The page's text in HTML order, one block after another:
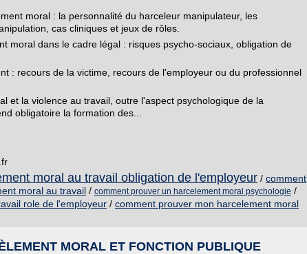
moral : la personnalité du harceleur manipulateur, les
cas cliniques et jeux de rôles.
moral dans le cadre légal : risques psycho-sociaux, obligation de
: recours de la victime, recours de l'employeur ou du professionnel
et la violence au travail, outre l'aspect psychologique de la
obligatoire la formation des...
moral au travail obligation de l'employeur / comment
moral au travail / comment prouver un harcelement moral psychologie /
role de l'employeur / comment prouver mon harcelement moral
MORAL ET FONCTION PUBLIQUE